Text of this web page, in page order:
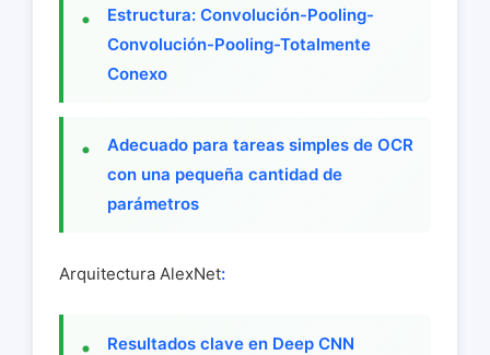
Estructura: Convolución-Pooling-
Convolución-Pooling-Totalmente
Conexo
Adecuado para tareas simples de OCR
con una pequeña cantidad de
parámetros
Arquitectura AlexNet:
Resultados clave en Deep CNN